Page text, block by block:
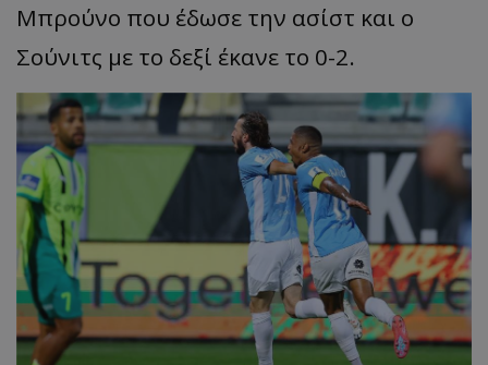
Μπρούνο που έδωσε την ασίστ και ο
Σούνιτς με το δεξί έκανε το 0-2.